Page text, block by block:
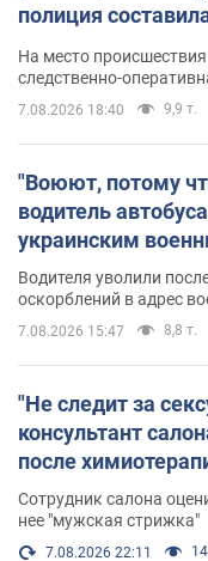
полиция
На место
следственно-
7.08.2026 18:40 9,9 т.
"Воюют, потому
водитель
украинским
Водителя уволили
оскорблений в адрес
7.08.2026 15:47 8,8 т.
"Не следит за
консультант
после
Сотрудник салона
нее "мужская стрижка"
7.08.2026 22:11